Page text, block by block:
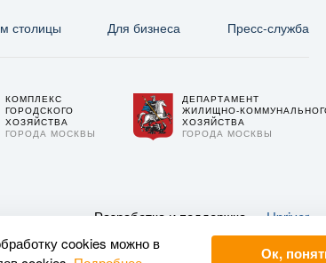
столицы Для бизнеса Пресс-служба
КОМПЛЕКС
ГОРОДСКОГО
ХОЗЯЙСТВА
ГОРОДА МОСКВЫ
ДЕПАРТАМЕНТ
ЖИЛИЩНО-
ХОЗЯЙСТВА
ГОРОДА МОСКВЫ
Разработка и поддержка — Upriver
cookies можно в
Ок,